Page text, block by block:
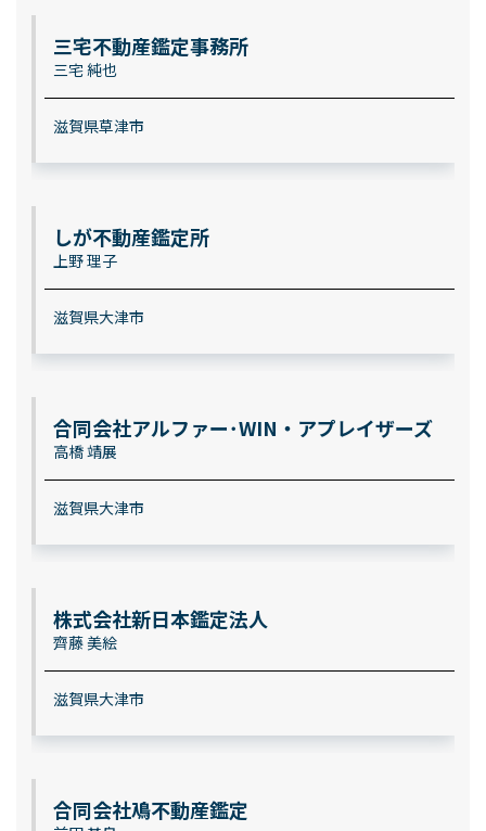
三宅不動産鑑定事務所
三宅 純也
滋賀県草津市
しが不動産鑑定所
上野 理子
滋賀県大津市
合同会社アルファー･WIN・アプレイザーズ
高橋 靖展
滋賀県大津市
株式会社新日本鑑定法人
齊藤 美絵
滋賀県大津市
合同会社鳰不動産鑑定